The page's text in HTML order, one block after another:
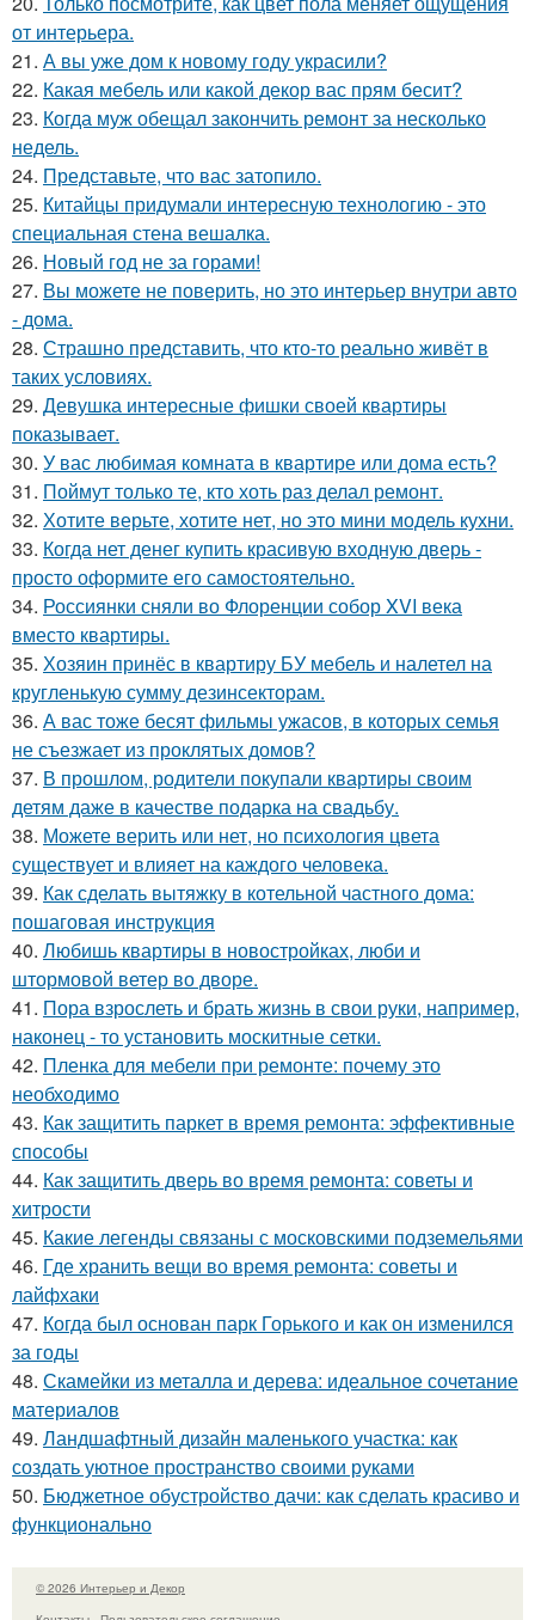
от интерьера.
21. А вы уже дом к новому году украсили?
22. Какая мебель или какой декор вас прям бесит?
23. Когда муж обещал закончить ремонт за несколько
недель.
24. Представьте, что вас затопило.
25. Китайцы придумали интересную технологию - это
специальная стена вешалка.
26. Новый год не за горами!
27. Вы можете не поверить, но это интерьер внутри авто
- дома.
28. Страшно представить, что кто-то реально живёт в
таких условиях.
29. Девушка интересные фишки своей квартиры
показывает.
30. У вас любимая комната в квартире или дома есть?
31. Поймут только те, кто хоть раз делал ремонт.
32. Хотите верьте, хотите нет, но это мини модель кухни.
33. Когда нет денег купить красивую входную дверь -
просто оформите его самостоятельно.
34. Россиянки сняли во Флоренции собор XVI века
вместо квартиры.
35. Хозяин принёс в квартиру БУ мебель и налетел на
кругленькую сумму дезинсекторам.
36. А вас тоже бесят фильмы ужасов, в которых семья
не съезжает из проклятых домов?
37. В прошлом, родители покупали квартиры своим
детям даже в качестве подарка на свадьбу.
38. Можете верить или нет, но психология цвета
существует и влияет на каждого человека.
39. Как сделать вытяжку в котельной частного дома:
пошаговая инструкция
40. Любишь квартиры в новостройках, люби и
штормовой ветер во дворе.
41. Пора взрослеть и брать жизнь в свои руки, например,
наконец - то установить москитные сетки.
42. Пленка для мебели при ремонте: почему это
необходимо
43. Как защитить паркет в время ремонта: эффективные
способы
44. Как защитить дверь во время ремонта: советы и
хитрости
45. Какие легенды связаны с московскими подземельями
46. Где хранить вещи во время ремонта: советы и
лайфхаки
47. Когда был основан парк Горького и как он изменился
за годы
48. Скамейки из металла и дерева: идеальное сочетание
материалов
49. Ландшафтный дизайн маленького участка: как
создать уютное пространство своими руками
50. Бюджетное обустройство дачи: как сделать красиво и
функционально
© 2026 Интерьер и Декор